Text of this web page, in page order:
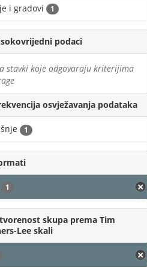
i gradovi 1
podaci
stavki koje odgovaraju kriterijima
osvježavanja podataka
1
1
skupa prema Tim
Lee skali